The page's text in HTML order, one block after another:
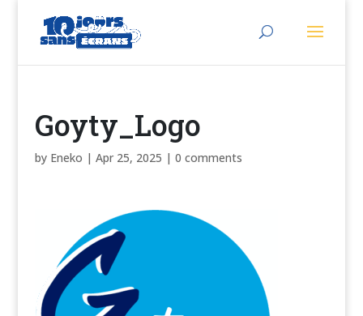
Goyty_Logo
by Eneko | Apr 25, 2025 | 0 comments